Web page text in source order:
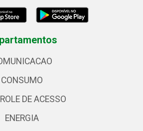
CONSUMO
DE ACESSO
ENERGIA